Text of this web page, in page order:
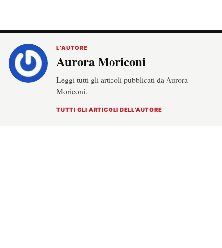
L’AUTORE
Aurora Moriconi
Leggi tutti gli articoli pubblicati da Aurora
Moriconi.
TUTTI GLI ARTICOLI DELL’AUTORE